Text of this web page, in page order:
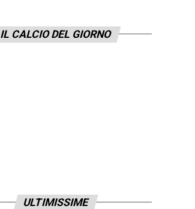
IL CALCIO DEL GIORNO
ULTIMISSIME